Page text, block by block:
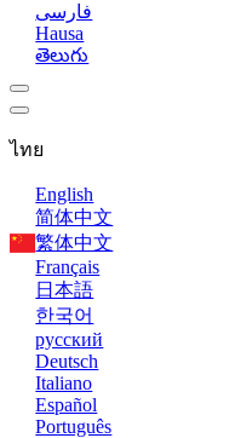
فارسی
Hausa
తెలుగు
ไทย
English
简体中文
繁体中文
Français
日本語
한국어
русский
Deutsch
Italiano
Español
Português